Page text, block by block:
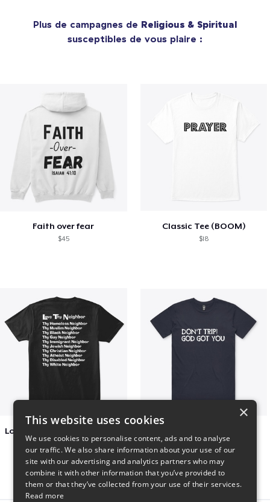
Plus de campagnes de Religious & Spiritual
susceptibles de vous plaire :
Faith over fear
$45
Classic Tee (BOOM)
$18
$27 $23
×
This website uses cookies
We use cookies to personalise content, ads and to analyse
our traffic. We also share information about your use of our
site with our advertising and analytics partners who may
combine it with other information that you’ve provided to
them or that they’ve collected from your use of their services.
Read more